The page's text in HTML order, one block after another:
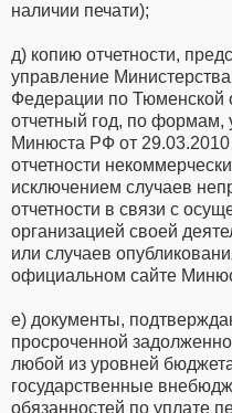
наличии печати);
д) копию отчетности,
управление
Федерации по Тюменской
отчетный год, по
Минюста РФ от
отчетности
исключением случаев
отчетности в связи с
организацией своей
или случаев
официальном сайте
е) документы,
просроченной
любой из уровней
государственные
обязанностей по уплате